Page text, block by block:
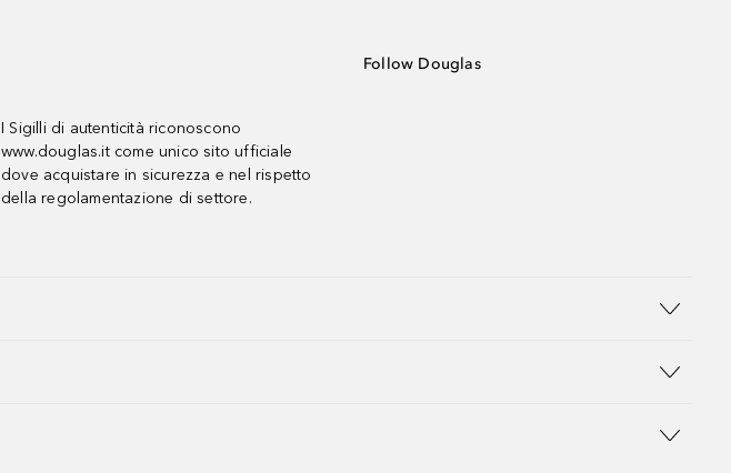
I Sigilli di autenticità riconoscono
www.douglas.it come unico sito ufficiale
dove acquistare in sicurezza e nel rispetto
della regolamentazione di settore.
Follow Douglas